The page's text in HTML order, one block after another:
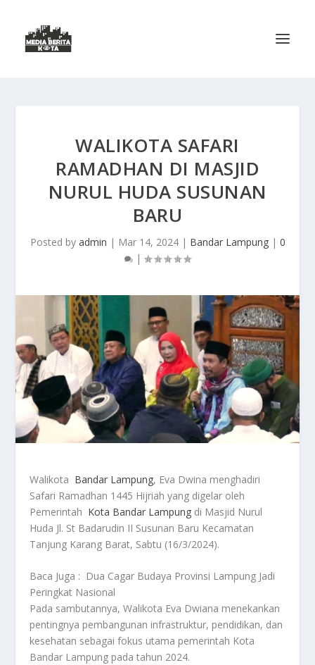
WALIKOTA SAFARI
RAMADHAN DI MASJID
NURUL HUDA SUSUNAN
BARU
Posted by admin | Mar 14, 2024| Bandar Lampung| 0
|
Walikota Bandar Lampung, Eva Dwina menghadiri
Safari Ramadhan 1445 Hijriah yang digelar oleh
Pemerintah Kota Bandar Lampung di Masjid Nurul
Huda Jl. St Badarudin II Susunan Baru Kecamatan
Tanjung Karang Barat, Sabtu (16/3/2024).
Baca Juga : Dua Cagar Budaya Provinsi Lampung Jadi
Peringkat Nasional
Pada sambutannya, Walikota Eva Dwiana menekankan
pentingnya pembangunan infrastruktur, pendidikan, dan
kesehatan sebagai fokus utama pemerintah Kota
Bandar Lampung pada tahun 2024.